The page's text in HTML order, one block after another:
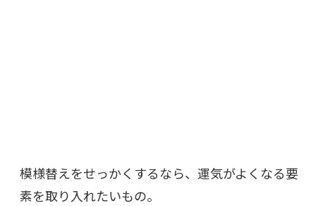
模様替えをせっかくするなら、運気がよくなる要
素を取り入れたいもの。